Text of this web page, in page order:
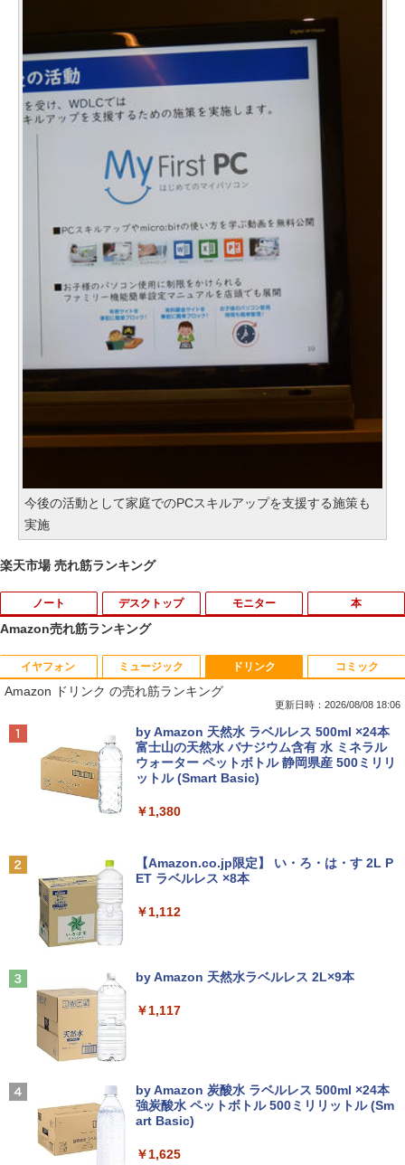
今後の活動として家庭でのPCスキルアップを支援する施策も
実施
楽天市場 売れ筋ランキング
ノート
1
【中古】 富士通 LIFEBOOK A A561/D C
eleron B710 1.6GHz Windows7世代のP
C 均一 BIOS表示可 ジャンクPC 送料無
￥3,500
R160-NEC Chromebook Y2 1点 Chrom
2021製 WebKカメラ付き 360度回転可
能 ACアダプタ付き 【中古品整備品】
￥5,980
【★最大100%ポイント】【大特価!訳あ
ore i3/メモリ:4GB/SSD:128GB/15.6型液
￥8,999
【訳あり特価】【最新Office2024】レッ
デスクトップ モニター
1
【中古良品】【安心保証】Princeton 21.
5型ワイドカラー液晶ディスプレイ PTF
WDE-22W / PTFBDE-22W ブラック/ ホ
￥4,050
□◇〇【目が疲れにくい ブルーライトカ
スピーカー内蔵 綺麗な鮮明画像 【中古】
送料無料
￥6,500
IO-DATA モニター 21.5インチ MF224ED
内蔵 中古ディスプレイ
【楽天1位!1,600円OFFクーポン 8/4 20:
00-8/11 01:59】Xiaomi Monitor A24i 20
Hzリフレッシュレート sRGB99% 1670
本
1
【3千円以上送料無料】世界の歴史 集英
社版学習まんが 18巻セット／高井啓介
￥19,800
ちいかわ なんか小さくてかわいいやつ
（7） （ワイドKC） [ ナガノ ]
施設基準パーフェクトブック 2026年度
￥22,000
￥770
Amazon売れ筋ランキング
イヤフォン
Anker Soundcore P40i オフホワイト
￥7,990
￥5,990
ラック
￥14,990
レスイヤホン bluetooth イヤホン V12 小型
軽量 ブルートゥースHi-Fi 最大36時間再生 ぶ
るーとゅーす コードレス ENCノイズキャン
付き 防水 タッチ式音量調整 スポーツ/通勤/通
ミュージック
BRUCE WAYNE feat. Flo Milli, ATL Jacob
[Explicit]
￥250
[Explicit]
￥250
ドリンク
Amazon ドリンク の売れ筋ランキング
更新日時：2026/08/08 18:06
by Amazon 天然水 ラベルレス 500ml ×24本
富士山の天然水 バナジウム含有 水 ミネラル
ウォーター ペットボトル 静岡県産 500ミリリ
ットル (Smart Basic)
￥1,380
【Amazon.co.jp限定】 い・ろ・は・す 2L P
ET ラベルレス ×8本
￥1,112
by Amazon 天然水ラベルレス 2L×9本
￥1,117
by Amazon 炭酸水 ラベルレス 500ml ×24本
強炭酸水 ペットボトル 500ミリリットル (Sm
art Basic)
￥1,625
コミック